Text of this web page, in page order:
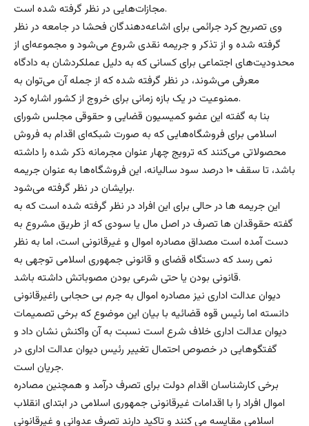
مجازات‌هایی در نظر گرفته شده است.
وی تصریح کرد جرائمی برای اشاعه‌دهندگان فحشا در جامعه در نظر
گرفته شده و از تذکر و جریمه نقدی شروع می‌شود و مجموعه‌ای از
محدودیت‌های اجتماعی برای کسانی که به دلیل عملکردشان به دادگاه
معرفی می‌شوند، در نظر گرفته شده که از جمله آن می‌توان به
ممنوعیت در یک بازه زمانی برای خروج از کشور اشاره کرد.
بنا به گفته این عضو کمیسیون قضایی و حقوقی مجلس شورای
اسلامی برای فروشگاه‌هایی که به صورت شبکه‌ای اقدام به فروش
محصولاتی می‌کنند که ترویج چهار عنوان مجرمانه ذکر شده را داشته
باشد، تا سقف ۱۰ درصد سود سالیانه، این فروشگاه‌ها به عنوان جریمه
برایشان در نظر گرفته می‌شود.
این جریمه ها در حالی برای این افراد در نظر گرفته شده است که به
گفته حقوقدان ها تصرف در اصل مال یا سودی که از طریق مشروع به
دست آمده است مصداق مصادره اموال و غیرقانونی است، اما به نظر
نمی رسد که دستگاه قضای و قانونی جمهوری اسلامی توجهی به
قانونی بودن یا حتی شرعی بودن مصوباتش داشته باشد.
دیوان عدالت اداری نیز مصادره اموال به جرم بی حجابی راغیرقانونی
دانسته اما رئیس قوه قضائیه با بیان این موضوع که برخی تصمیمات
دیوان عدالت اداری خلاف شرع است نسبت به آن واکنش نشان داد و
گفتگوهایی در خصوص احتمال تغییر رئیس دیوان عدالت اداری در
جریان است.
برخی کارشناسان اقدام دولت برای تصرف درآمد و همچنین مصادره
اموال افراد را با اقدامات غیرقانونی جمهوری اسلامی در ابتدای انقلاب
اسلامی مقایسه می کنند و تاکید دارند تصرف عدوانی و غیرقانونی